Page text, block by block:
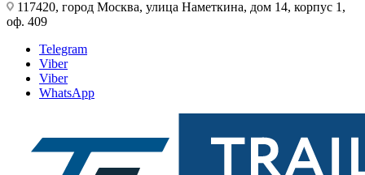
117420, город Москва, улица Наметкина, дом 14, корпус 1,
оф. 409
Telegram
Viber
Viber
WhatsApp